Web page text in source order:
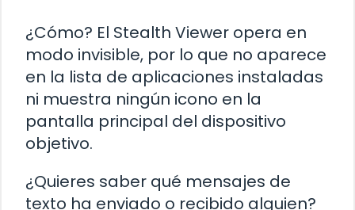
¿Cómo? El Stealth Viewer opera en
modo invisible, por lo que no aparece
en la lista de aplicaciones instaladas
ni muestra ningún icono en la
pantalla principal del dispositivo
objetivo.
¿Quieres saber qué mensajes de
texto ha enviado o recibido alguien?